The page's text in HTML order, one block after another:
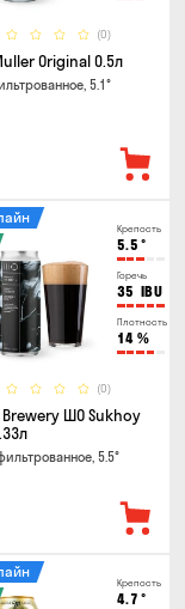
(0)
Original 0.5л
5.1°
Крепость
5.5 °
Горечь
35 IBU
Плотность
14 %
(0)
Brewery ШО Sukhoy
5.5°
Крепость
4.7 °